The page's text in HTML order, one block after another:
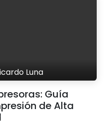
Luna
Guía
de Alta